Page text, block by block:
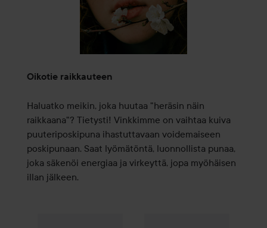
Oikotie raikkauteen
Haluatko meikin, joka huutaa "heräsin näin
raikkaana"? Tietysti! Vinkkimme on vaihtaa kuiva
puuteriposkipuna ihastuttavaan voidemaiseen
poskipunaan. Saat lyömätöntä, luonnollista punaa,
joka säkenöi energiaa ja virkeyttä, jopa myöhäisen
illan jälkeen.